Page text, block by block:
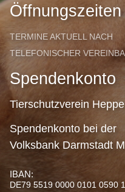
Öffnungszeiten
TERMINE AKTUELL NACH
TELEFONISCHER
Spendenkonto
Tierschutzverein
Spendenkonto bei der
Volksbank Darmstadt
IBAN:
DE79 5519 0000 0101 0590